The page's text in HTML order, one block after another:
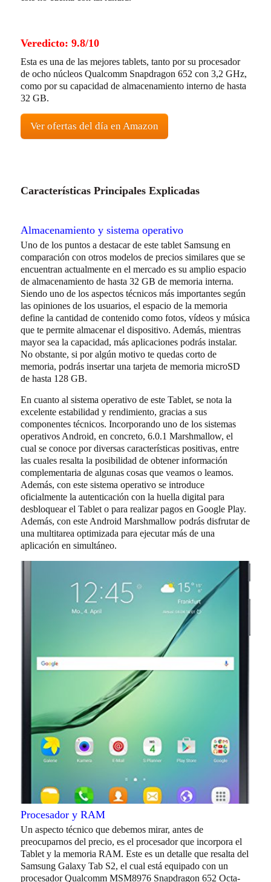
Veredicto: 9.8/10
Esta es una de las mejores tablets, tanto por su procesador
de ocho núcleos Qualcomm Snapdragon 652 con 3,2 GHz,
como por su capacidad de almacenamiento interno de hasta
32 GB.
Ver ofertas del día en Amazon
Características Principales Explicadas
Almacenamiento y sistema operativo
Uno de los puntos a destacar de este tablet Samsung en
comparación con otros modelos de precios similares que se
encuentran actualmente en el mercado es su amplio espacio
de almacenamiento de hasta 32 GB de memoria interna.
Siendo uno de los aspectos técnicos más importantes según
las opiniones de los usuarios, el espacio de la memoria
define la cantidad de contenido como fotos, vídeos y música
que te permite almacenar el dispositivo. Además, mientras
mayor sea la capacidad, más aplicaciones podrás instalar.
No obstante, si por algún motivo te quedas corto de
memoria, podrás insertar una tarjeta de memoria microSD
de hasta 128 GB.
En cuanto al sistema operativo de este Tablet, se nota la
excelente estabilidad y rendimiento, gracias a sus
componentes técnicos. Incorporando uno de los sistemas
operativos Android, en concreto, 6.0.1 Marshmallow, el
cual se conoce por diversas características positivas, entre
las cuales resalta la posibilidad de obtener información
complementaria de algunas cosas que veamos o leamos.
Además, con este sistema operativo se introduce
oficialmente la autenticación con la huella digital para
desbloquear el Tablet o para realizar pagos en Google Play.
Además, con este Android Marshmallow podrás disfrutar de
una multitarea optimizada para ejecutar más de una
aplicación en simultáneo.
Procesador y RAM
Un aspecto técnico que debemos mirar, antes de
preocuparnos del precio, es el procesador que incorpora el
Tablet y la memoria RAM. Este es un detalle que resalta del
Samsung Galaxy Tab S2, el cual está equipado con un
procesador Qualcomm MSM8976 Snapdragon 652 Octa-